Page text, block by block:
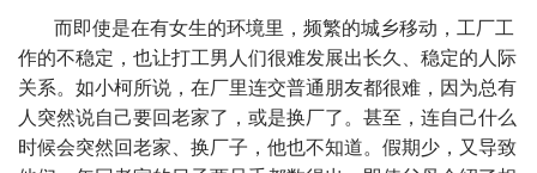
而即使是在有女生的环境里，频繁的城乡移动，工厂工
作的不稳定，也让打工男人们很难发展出长久、稳定的人际
关系。如小柯所说，在厂里连交普通朋友都很难，因为总有
人突然说自己要回老家了，或是换厂了。甚至，连自己什么
时候会突然回老家、换厂子，他也不知道。假期少，又导致